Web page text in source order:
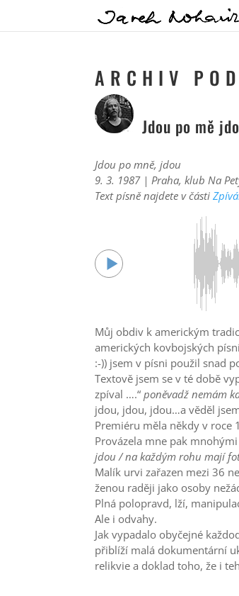
A R C H I V P O
Jdou po mě
Jdou po mně, jdou
9. 3. 1987 | Praha, klub Na
Text písně najdete v části
Můj obdiv k americkým
amerických kovbojských
:-)) jsem v písni použil snad
Textově jsem se v té době
zpíval ….“poněvadž nemám
jdou, jdou, jdou…a věděl
Premiéru měla někdy v roce
Provázela mne pak
jdou / na každým rohu mají
Malík urvi zařazen mezi 36
ženou raději jako osoby
Plná polopravd, lží,
Ale i odvahy.
Jak vypadalo obyčejné
přiblíží malá dokumentární
relikvie a doklad toho, že i